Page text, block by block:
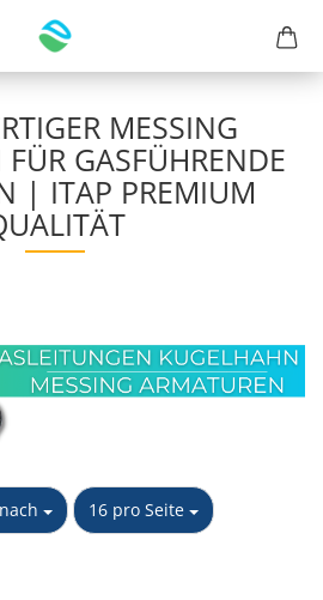
MESSING
GASFÜHRENDE
| ITAP PREMIUM
16 pro Seite
pro Seite